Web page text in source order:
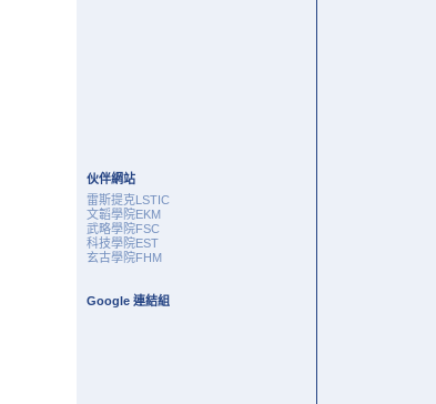
伙伴網站
雷斯提克LSTIC
文韜學院EKM
武略學院FSC
科技學院EST
玄古學院FHM
Google 連結組